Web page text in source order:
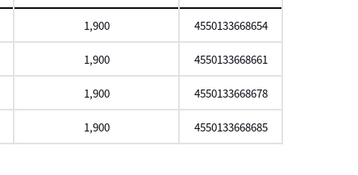
1,900 4550133668654
1,900 4550133668661
1,900 4550133668678
1,900 4550133668685